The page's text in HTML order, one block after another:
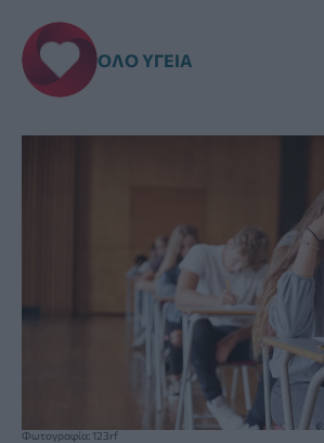
ΌΛΟ ΥΓΕΊΑ
Φωτογραφία: 123rf